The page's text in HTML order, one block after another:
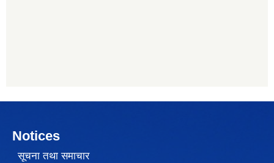
Notices
सूचना तथा समाचार